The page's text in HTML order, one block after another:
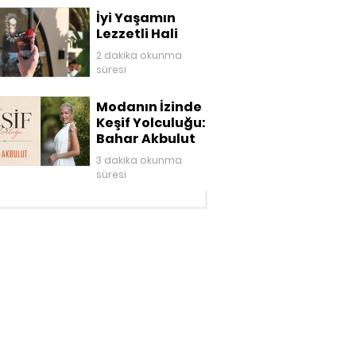
İyi Yaşamın
Lezzetli Hali
2 dakika okunma
süresi
Modanın İzinde
Keşif Yolculuğu:
Bahar Akbulut
3 dakika okunma
süresi